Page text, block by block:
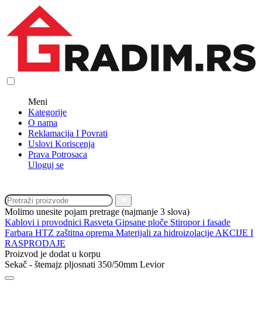
Meni
Kategorije
O nama
Reklamacija I Povrati
Uslovi Koriscenja
Prava Potrosaca
Uloguj se
Molimo unesite pojam pretrage (najmanje 3 slova)
Kablovi i provodnici Rasveta Gipsane ploče Stiropor i fasade
Farbara HTZ zaštitna oprema Materijali za hidroizolacije AKCIJE I
RASPRODAJE
Proizvod je dodat u korpu
Sekač - štemajz pljosnati 350/50mm Levior